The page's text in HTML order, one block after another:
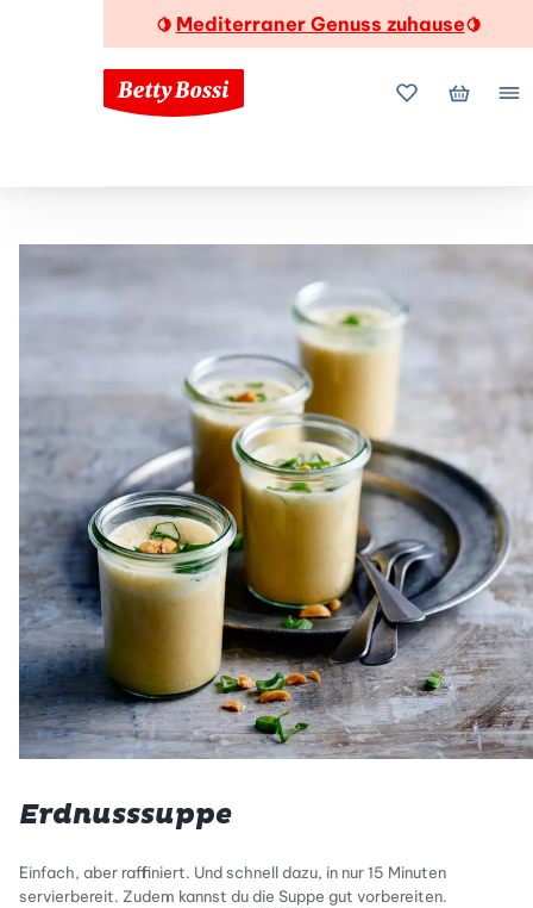
🍋 Mediterraner Genuss zuhause🍋
MeineMein
Erdnusssuppe
Einfach, aber raffiniert. Und schnell dazu, in nur 15 Minuten
servierbereit. Zudem kannst du die Suppe gut vorbereiten.